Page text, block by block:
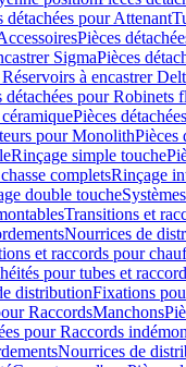
détachées pour Attenant
Pièces
SigmaPièces
à encastrer
détachées pour Robinets
Pièces
pour MonolithPièces
Rinçage simple touche
completsRinçage
double touche
Transitions et
Nourrices de
et raccords pour
pour tubes et
distributionFixations
RaccordsManchons
pour Raccords
Nourrices de